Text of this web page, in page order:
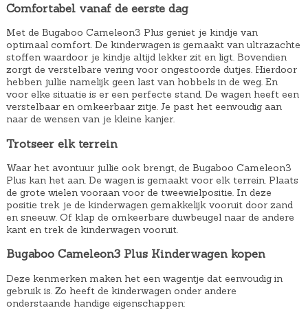
Comfortabel vanaf de eerste dag
Met de Bugaboo Cameleon3 Plus geniet je kindje van
optimaal comfort. De kinderwagen is gemaakt van ultrazachte
stoffen waardoor je kindje altijd lekker zit en ligt. Bovendien
zorgt de verstelbare vering voor ongestoorde dutjes. Hierdoor
hebben jullie namelijk geen last van hobbels in de weg. En
voor elke situatie is er een perfecte stand. De wagen heeft een
verstelbaar en omkeerbaar zitje. Je past het eenvoudig aan
naar de wensen van je kleine kanjer.
Trotseer elk terrein
Waar het avontuur jullie ook brengt, de Bugaboo Cameleon3
Plus kan het aan. De wagen is gemaakt voor elk terrein. Plaats
de grote wielen vooraan voor de tweewielpositie. In deze
positie trek je de kinderwagen gemakkelijk vooruit door zand
en sneeuw. Of klap de omkeerbare duwbeugel naar de andere
kant en trek de kinderwagen vooruit.
Bugaboo Cameleon3 Plus Kinderwagen kopen
Deze kenmerken maken het een wagentje dat eenvoudig in
gebruik is. Zo heeft de kinderwagen onder andere
onderstaande handige eigenschappen: